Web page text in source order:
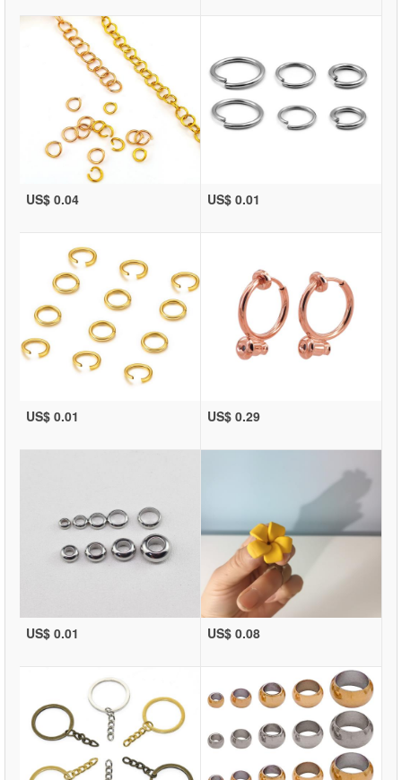
US$ 0.04 US$ 0.01
US$ 0.01 US$ 0.29
US$ 0.01 US$ 0.08